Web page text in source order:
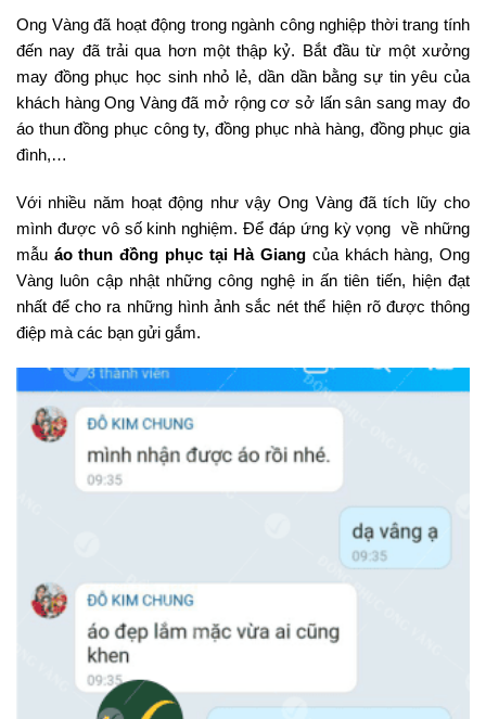
Ong Vàng đã hoạt động trong ngành công nghiệp thời trang tính
đến nay đã trải qua hơn một thập kỷ. Bắt đầu từ một xưởng
may đồng phục học sinh nhỏ lẻ, dần dần bằng sự tin yêu của
khách hàng Ong Vàng đã mở rộng cơ sở lấn sân sang may đo
áo thun đồng phục công ty, đồng phục nhà hàng, đồng phục gia
đình,…
Với nhiều năm hoạt động như vậy Ong Vàng đã tích lũy cho
mình được vô số kinh nghiệm. Để đáp ứng kỳ vọng về những
mẫu áo thun đồng phục tại Hà Giang của khách hàng, Ong
Vàng luôn cập nhật những công nghệ in ấn tiên tiến, hiện đạt
nhất để cho ra những hình ảnh sắc nét thể hiện rõ được thông
điệp mà các bạn gửi gắm.